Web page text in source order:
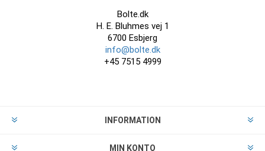
Bolte.dk
H. E. Bluhmes vej 1
6700 Esbjerg
info@bolte.dk
+45 7515 4999
INFORMATION
MIN KONTO